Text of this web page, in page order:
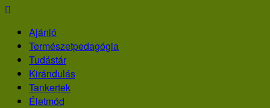
Skip
contentAjánló
Természetpedagógia
Tudástár
Kirándulás
Tankertek
Életmód